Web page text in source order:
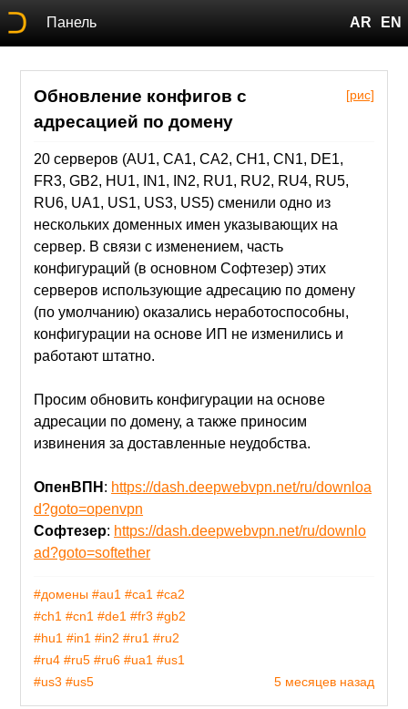
Панель AR EN
[рис]
Обновление конфигов с
адресацией по домену
20 серверов (AU1, CA1, CA2, CH1, CN1, DE1,
FR3, GB2, HU1, IN1, IN2, RU1, RU2, RU4, RU5,
RU6, UA1, US1, US3, US5) сменили одно из
нескольких доменных имен указывающих на
сервер. В связи с изменением, часть
конфигураций (в основном Софтезер) этих
серверов использующие адресацию по домену
(по умолчанию) оказались неработоспособны,
конфигурации на основе ИП не изменились и
работают штатно.
Просим обновить конфигурации на основе
адресации по домену, а также приносим
извинения за доставленные неудобства.
ОпенВПН : https://dash.deepwebvpn.net/ru/downloa
d?goto=openvpn
Софтезер: https://dash.deepwebvpn.net/ru/downlo
ad?goto=softether
5 месяцев назад
#домены #au1 #ca1 #ca2
#ch1 #cn1 #de1 #fr3 #gb2
#hu1 #in1 #in2 #ru1 #ru2
#ru4 #ru5 #ru6 #ua1 #us1
#us3 #us5